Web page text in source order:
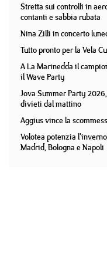
Stretta sui controlli in
contanti e sabbia rubata
Nina Zilli in concerto
Tutto pronto per la Vela
A La Marinedda il
il Wave Party
Jova Summer Party
divieti dal mattino
Aggius vince la
Volotea potenzia
Madrid, Bologna e Napoli